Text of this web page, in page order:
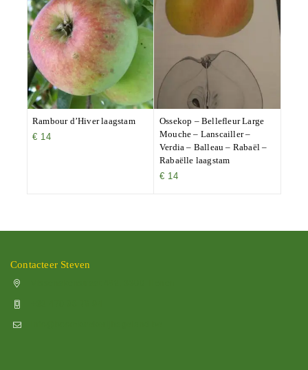
Rambour d’Hiver laagstam
€ 14
Ossekop – Bellefleur Large
Mouche – Lanscailler –
Verdia – Balleau – Rabaël –
Rabaëlle laagstam
€ 14
Contacteer Steven